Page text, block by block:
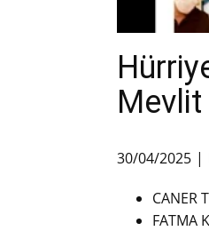
Mevlit
30/04/2025
CANER
FATMA